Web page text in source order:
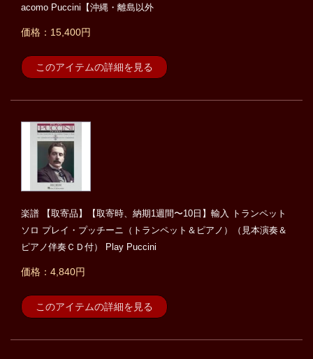
acomo Puccini【沖縄・離島以外
価格：15,400円
このアイテムの詳細を見る
楽譜 【取寄品】【取寄時、納期1週間〜10日】輸入 トランペット
ソロ プレイ・プッチーニ（トランペット＆ピアノ）（見本演奏＆
ピアノ伴奏ＣＤ付） Play Puccini
価格：4,840円
このアイテムの詳細を見る